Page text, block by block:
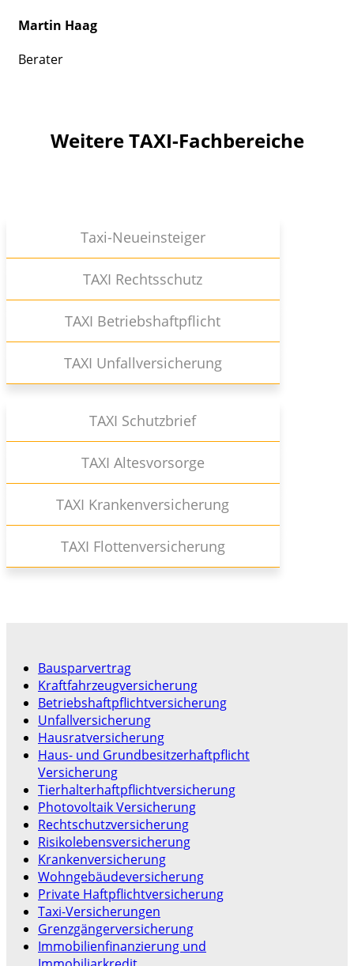
Martin Haag
Berater
Weitere TAXI-Fachbereiche
Taxi-Neueinsteiger
TAXI Rechtsschutz
TAXI Betriebshaftpflicht
TAXI Unfallversicherung
TAXI Schutzbrief
TAXI Altesvorsorge
TAXI Krankenversicherung
TAXI Flottenversicherung
Bausparvertrag
Kraftfahrzeugversicherung
Betriebshaftpflichtversicherung
Unfallversicherung
Hausratversicherung
Haus- und Grundbesitzerhaftpflicht
Versicherung
Tierhalterhaftpflichtversicherung
Photovoltaik Versicherung
Rechtschutzversicherung
Risikolebensversicherung
Krankenversicherung
Wohngebäudeversicherung
Private Haftpflichtversicherung
Taxi-Versicherungen
Grenzgängerversicherung
Immobilienfinanzierung und